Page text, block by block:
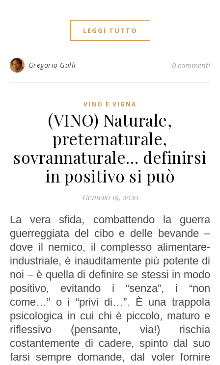
LEGGI TUTTO
Gregorio Galli 0 commenti
VINO E VIGNA
(VINO) Naturale,
preternaturale,
sovrannaturale… definirsi
in positivo si può
Gennaio 19, 2020
La vera sfida, combattendo la guerra
guerreggiata del cibo e delle bevande –
dove il nemico, il complesso alimentare-
industriale, è inauditamente più potente di
noi – è quella di definire se stessi in modo
positivo, evitando i “senza”, i “non
come…” o i “privi di…”. È una trappola
psicologica in cui chi è piccolo, maturo e
riflessivo (pensante, via!) rischia
costantemente di cadere, spinto dal suo
farsi sempre domande, dal voler fornire